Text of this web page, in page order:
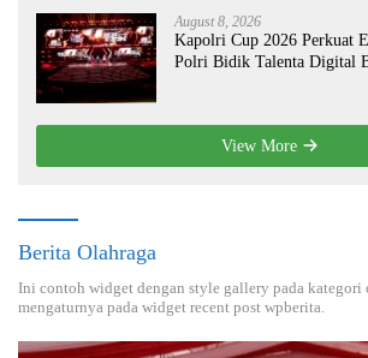
August 8, 2026
Kapolri Cup 2026 Perkuat
Polri Bidik Talenta Digital
View More
Berita Olahraga
Ini contoh widget dengan style gallery pada kategori
mengaturnya pada widget recent post wpberita.